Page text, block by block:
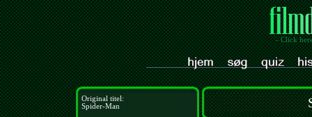
- Click
Original titel:
Spider-Man